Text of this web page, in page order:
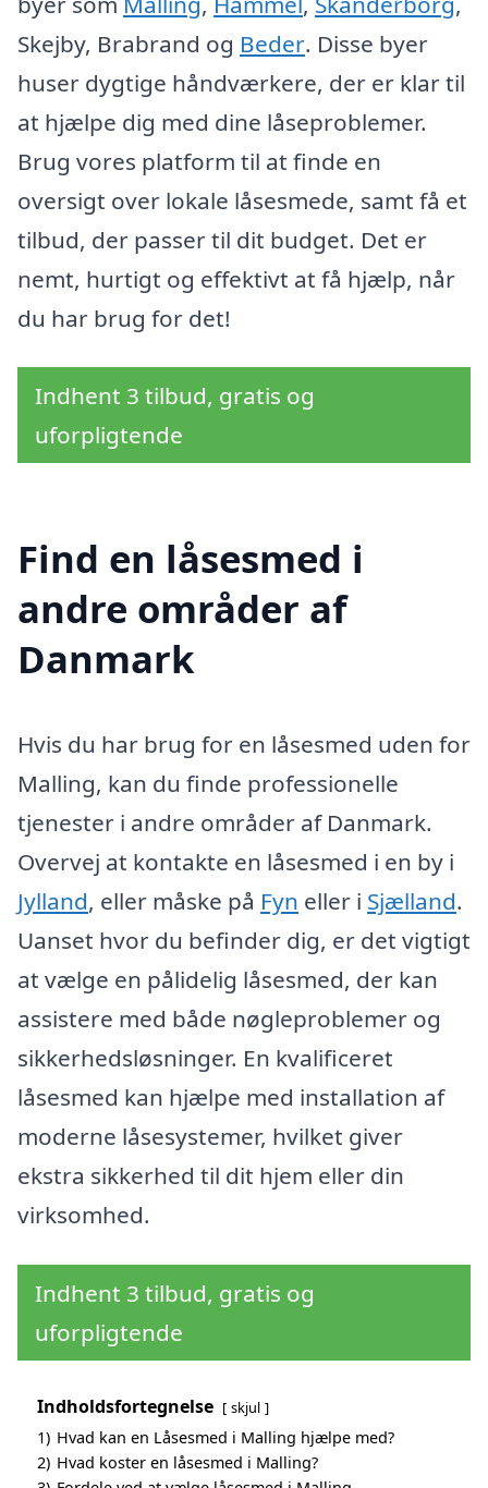
Skejby, Brabrand og Beder. Disse byer
huser dygtige håndværkere, der er klar til
at hjælpe dig med dine låseproblemer.
Brug vores platform til at finde en
oversigt over lokale låsesmede, samt få et
tilbud, der passer til dit budget. Det er
nemt, hurtigt og effektivt at få hjælp, når
du har brug for det!
Indhent 3 tilbud, gratis og
uforpligtende
Find en låsesmed i
andre områder af
Danmark
Hvis du har brug for en låsesmed uden for
Malling, kan du finde professionelle
tjenester i andre områder af Danmark.
Overvej at kontakte en låsesmed i en by i
Jylland, eller måske på Fyn eller i Sjælland.
Uanset hvor du befinder dig, er det vigtigt
at vælge en pålidelig låsesmed, der kan
assistere med både nøgleproblemer og
sikkerhedsløsninger. En kvalificeret
låsesmed kan hjælpe med installation af
moderne låsesystemer, hvilket giver
ekstra sikkerhed til dit hjem eller din
virksomhed.
Indhent 3 tilbud, gratis og
uforpligtende
Indholdsfortegnelse skjul
1) Hvad kan en Låsesmed i Malling hjælpe med?
2) Hvad koster en låsesmed i Malling?